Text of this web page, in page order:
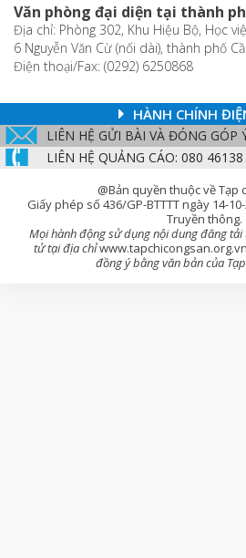
Văn phòng đại diện tại thành
Địa chỉ: Phòng 302, Khu Hiệu Bộ, Học
6 Nguyễn Văn Cừ (nối dài), thành phố
Điện thoại/Fax: (0292) 6250868
HÀNH CHÍNH
LIÊN HỆ GỬI BÀI VÀ ĐÓNG GÓP
LIÊN HỆ QUẢNG CÁO: 080 46138
@Bản quyền thuộc về Tạp
Giấy phép số 436/GP-BTTTT ngày 14-
Truyền thông.
Mọi hành động sử dụng nội dung đăng tải
tử tại địa chỉwww.tapchicongsan.org.vn
đồng ý bằng văn bản của